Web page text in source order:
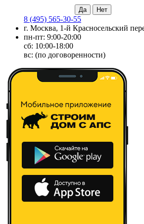
8 (495) 565-30-55
г. Москва, 1-й Красносельский
пн-пт: 9:00-20:00
сб: 10:00-18:00
вс: (по договоренности)